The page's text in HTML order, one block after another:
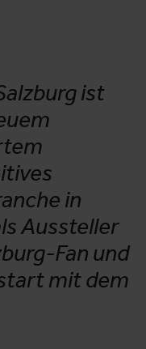
ist
in
Aussteller
Fan und
mit dem